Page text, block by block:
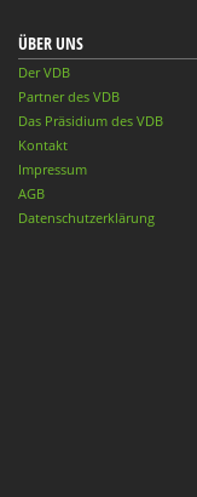
ÜBER UNS
Der VDB
Partner des VDB
Das Präsidium des VDB
Kontakt
Impressum
AGB
Datenschutzerklärung